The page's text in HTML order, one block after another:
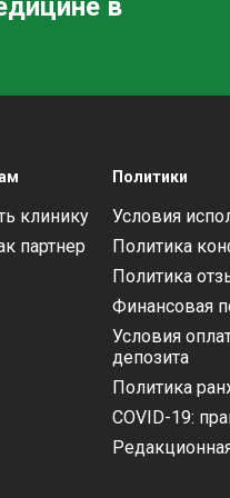
в
клинику
партнер
Политики
Условия
Политика
Политика
Финансовая
Условия
депозита
Политика
COVID-19: